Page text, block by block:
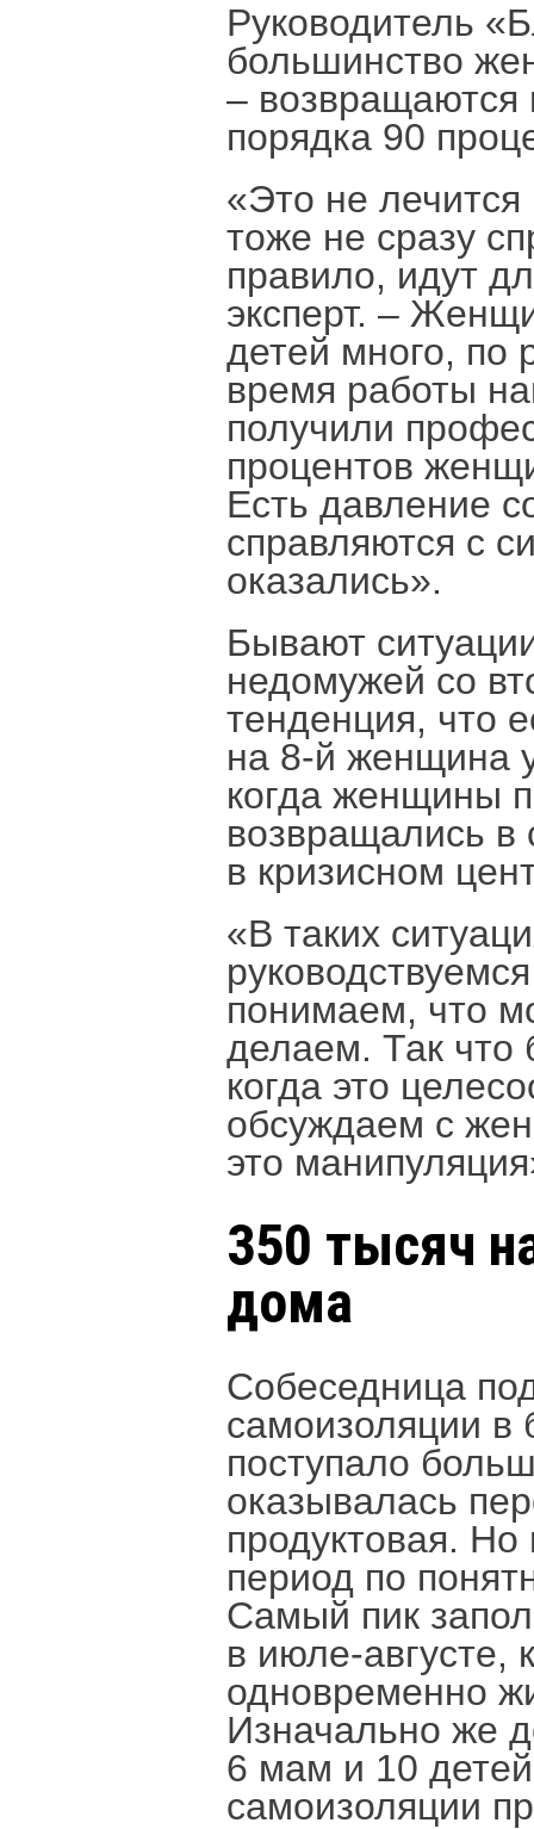
Руководитель
большинство
– возвращаются
порядка 90
«Это не
тоже не сразу
правило, идут
эксперт. –
детей много, по
время работы
получили
процентов
Есть давление
справляются с
оказались».
Бывают
недомужей со
тенденция, что
на 8-й женщина
когда женщины
возвращались в
в кризисном
«В таких
понимаем, что
делаем. Так что
когда это
обсуждаем с
это
350 тысяч
дома
Собеседница
самоизоляции в
поступало
оказывалась
продуктовая.
период по
Самый пик
в июле-
одновременно
Изначально же
6 мам и 10
самоизоляции